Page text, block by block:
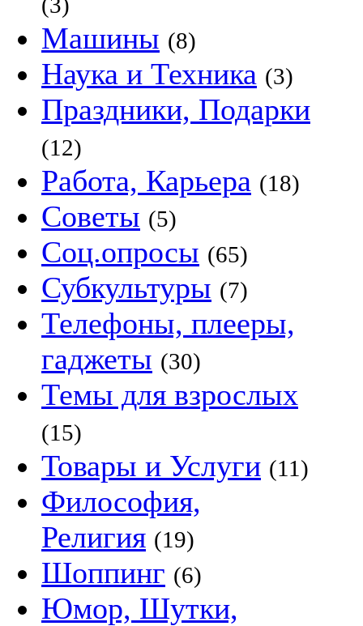
Машины (8)
Наука и Техника (3)
Праздники, Подарки
(12)
Работа, Карьера (18)
Советы (5)
Соц.опросы (65)
Субкультуры (7)
Телефоны, плееры,
гаджеты (30)
Темы для взрослых
(15)
Товары и Услуги (11)
Философия,
Религия (19)
Шоппинг (6)
Юмор, Шутки,